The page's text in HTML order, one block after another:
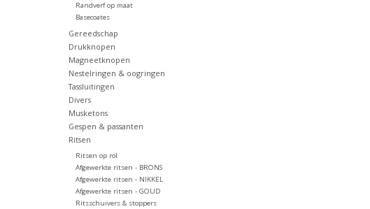
Randverf op maat
Basecoates
Gereedschap
Drukknopen
Magneetknopen
Nestelringen & oogringen
Tassluitingen
Divers
Musketons
Gespen & passanten
Ritsen
Ritsen op rol
Afgewerkte ritsen - BRONS
Afgewerkte ritsen - NIKKEL
Afgewerkte ritsen - GOUD
Ritsschuivers & stoppers